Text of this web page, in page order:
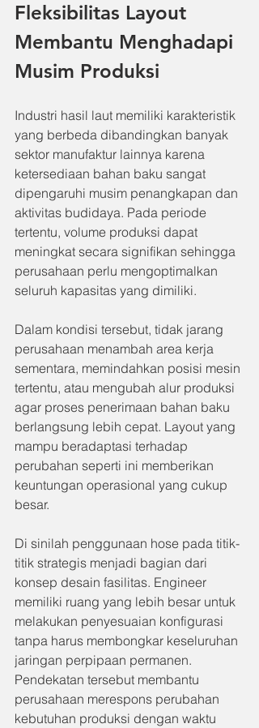
Fleksibilitas Layout
Membantu Menghadapi
Musim Produksi
Industri hasil laut memiliki karakteristik
yang berbeda dibandingkan banyak
sektor manufaktur lainnya karena
ketersediaan bahan baku sangat
dipengaruhi musim penangkapan dan
aktivitas budidaya. Pada periode
tertentu, volume produksi dapat
meningkat secara signifikan sehingga
perusahaan perlu mengoptimalkan
seluruh kapasitas yang dimiliki.
Dalam kondisi tersebut, tidak jarang
perusahaan menambah area kerja
sementara, memindahkan posisi mesin
tertentu, atau mengubah alur produksi
agar proses penerimaan bahan baku
berlangsung lebih cepat. Layout yang
mampu beradaptasi terhadap
perubahan seperti ini memberikan
keuntungan operasional yang cukup
besar.
Di sinilah penggunaan hose pada titik-
titik strategis menjadi bagian dari
konsep desain fasilitas. Engineer
memiliki ruang yang lebih besar untuk
melakukan penyesuaian konfigurasi
tanpa harus membongkar keseluruhan
jaringan perpipaan permanen.
Pendekatan tersebut membantu
perusahaan merespons perubahan
kebutuhan produksi dengan waktu